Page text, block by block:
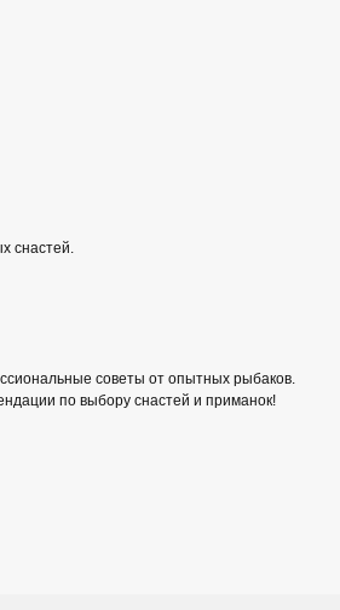
снастей.
советы от опытных рыбаков.
по выбору снастей и приманок!